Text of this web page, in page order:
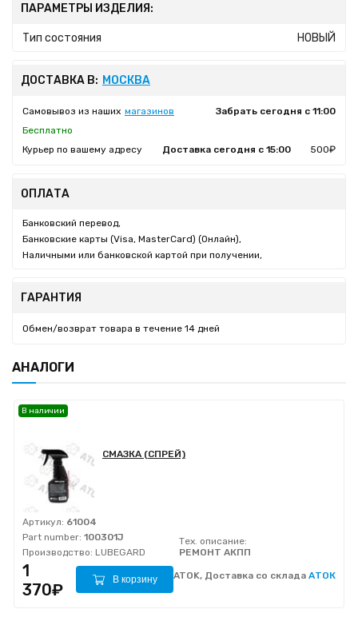
ПАРАМЕТРЫ ИЗДЕЛИЯ:
Тип состояния НОВЫЙ
ДОСТАВКА В: МОСКВА
Самовывоз из наших магазинов
Забрать сегодня с 11:00
Бесплатно
Курьер по вашему адресу
Доставка сегодня с 15:00 500₽
ОПЛАТА
Банковский перевод,
Банковские карты (Visa, MasterCard) (Онлайн),
Наличными или банковской картой при получении,
ГАРАНТИЯ
Обмен/возврат товара в течение 14 дней
АНАЛОГИ
СМАЗКА (СПРЕЙ)
Артикул: 61004
Part number: 100301J
Производство: LUBEGARD
Тех. описание:
РЕМОНТ АКПП
В наличии
1
370₽
В корзину ATOK, Доставка со склада АТОК